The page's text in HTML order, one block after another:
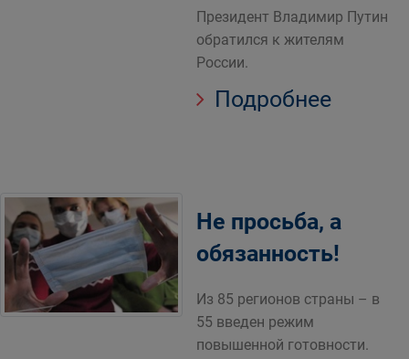
Президент Владимир Путин
обратился к жителям
России.
Подробнее
Не просьба, а
обязанность!
Из 85 регионов страны – в
55 введен режим
повышенной готовности.